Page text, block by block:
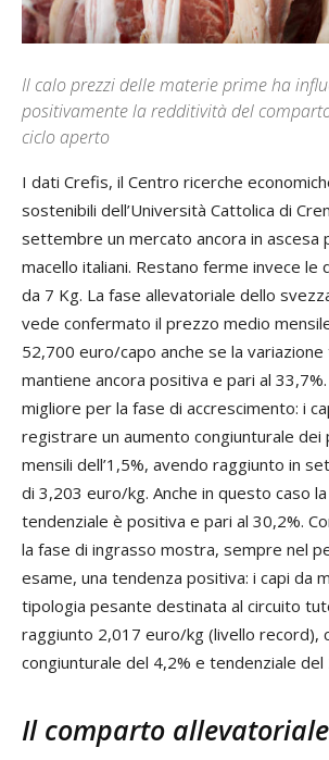
Il calo prezzi delle materie prime ha
positivamente la redditività del
ciclo aperto
I dati Crefis, il Centro ricerche
sostenibili dell’Università Cattolica di
settembre un mercato ancora in ascesa
macello italiani. Restano ferme invece le
da 7 Kg. La fase allevatoriale dello
vede confermato il prezzo medio
52,700 euro/capo anche se la
mantiene ancora positiva e pari al
migliore per la fase di accrescimento: i
registrare un aumento congiunturale dei
mensili dell’1,5%, avendo raggiunto in
di 3,203 euro/kg. Anche in questo caso
tendenziale è positiva e pari al 30,2%.
la fase di ingrasso mostra, sempre nel
esame, una tendenza positiva: i capi da
tipologia pesante destinata al circuito
raggiunto 2,017 euro/kg (livello record),
congiunturale del 4,2% e tendenziale del
Il comparto allevatoriale